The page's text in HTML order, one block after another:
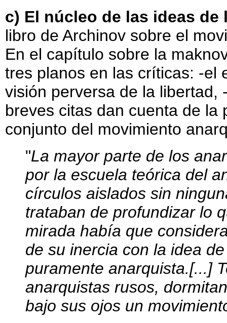
c) El núcleo de las ideas de
libro de Archinov sobre el
En el capítulo sobre la
tres planos en las críticas: -el
visión perversa de la libertad,
breves citas dan cuenta de
conjunto del movimiento
"La mayor parte de los
por la escuela teórica del
círculos aislados sin
trataban de profundizar lo
mirada había que
de su inercia con la idea
puramente anarquista.[...]
anarquistas rusos,
bajo sus ojos un